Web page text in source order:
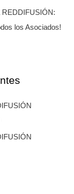
REDDIFUSIÓN:
los Asociados!